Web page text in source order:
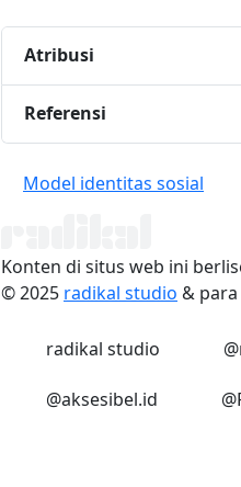
Atribusi
Referensi
Model identitas sosial
Konten di situs web ini
© 2025 radikal studio & para
LinkedIn
radikal studio
Instagram
@aksesibel.id